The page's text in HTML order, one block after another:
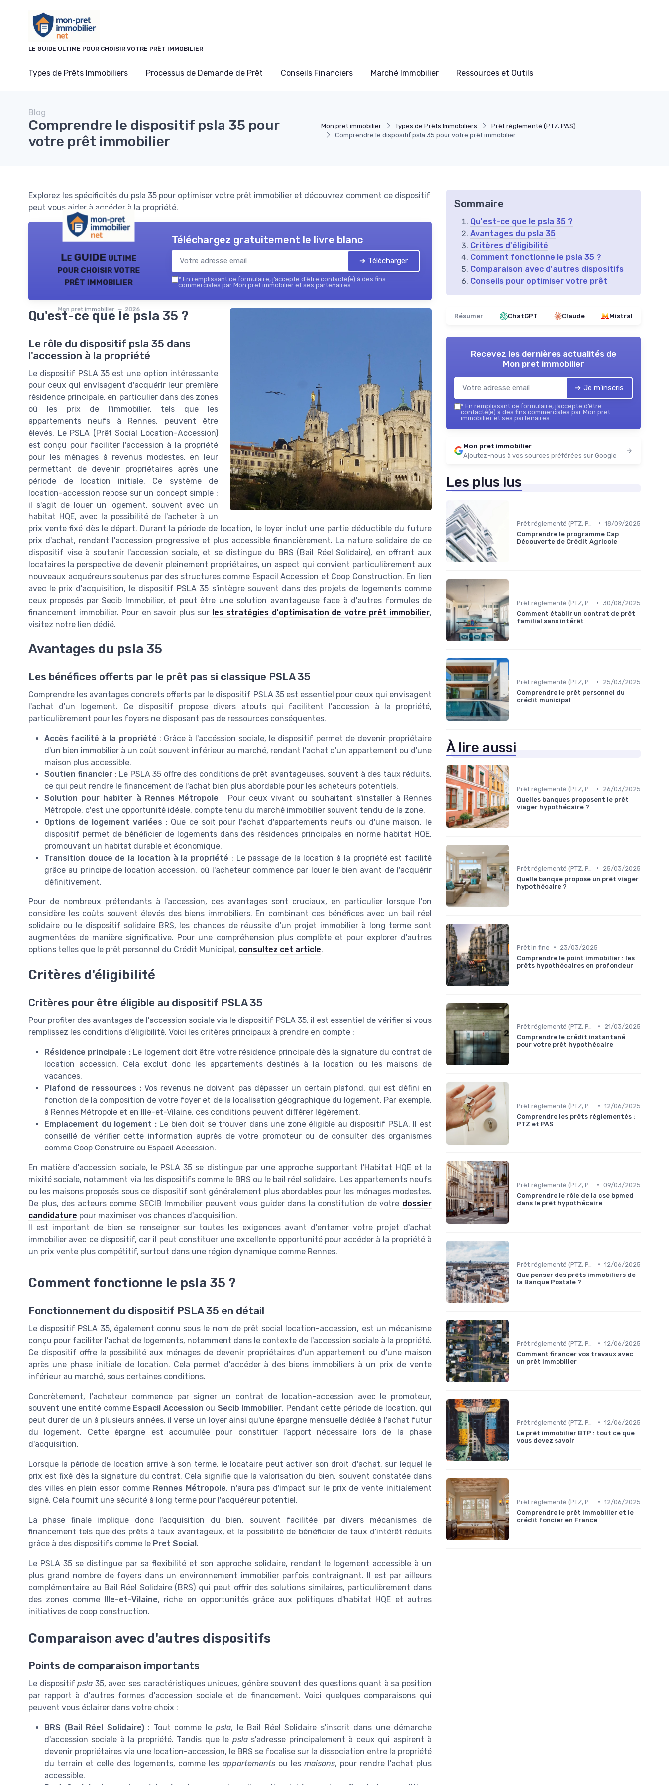
LE GUIDE ULTIME POUR CHOISIR VOTRE PRÊT IMMOBILIER
Types de Prêts Immobiliers Processus de Demande de Prêt Conseils Financiers Marché Immobilier Ressources et Outils
Mon pret immobilier Types de Prêts Immobiliers
Prêt réglementé (PTZ, PAS)
Comprendre le dispositif psla 35 pour votre prêt immobilier
Blog
Comprendre le dispositif psla 35 pour
votre prêt immobilier
Explorez les spécificités du psla 35 pour optimiser votre prêt immobilier et découvrez comment ce dispositif
peut vous aider à accéder à la propriété.
Le GUIDE ultime
pour choisir votre
prêt immobilier
Mon pret immobilier — 2026
Téléchargez gratuitement le livre blanc
➔ Télécharger
* En remplissant ce formulaire, j’accepte d’être contacté(e) à des fins
commerciales par Mon pret immobilier et ses partenaires.
Qu'est-ce que le psla 35 ?
Le rôle du dispositif psla 35 dans
l'accession à la propriété
Le dispositif PSLA 35 est une option intéressante
pour ceux qui envisagent d'acquérir leur première
résidence principale, en particulier dans des zones
où les prix de l'immobilier, tels que les
appartements neufs à Rennes, peuvent être
élevés. Le PSLA (Prêt Social Location-Accession)
est conçu pour faciliter l'accession à la propriété
pour les ménages à revenus modestes, en leur
permettant de devenir propriétaires après une
période de location initiale. Ce système de
location-accession repose sur un concept simple :
il s'agit de louer un logement, souvent avec un
habitat HQE, avec la possibilité de l'acheter à un
prix vente fixé dès le départ. Durant la période de location, le loyer inclut une partie déductible du future
prix d'achat, rendant l'accession progressive et plus accessible financièrement. La nature solidaire de ce
dispositif vise à soutenir l'accession sociale, et se distingue du BRS (Bail Réel Solidaire), en offrant aux
locataires la perspective de devenir pleinement propriétaires, un aspect qui convient particulièrement aux
nouveaux acquéreurs soutenus par des structures comme Espacil Accession et Coop Construction. En lien
avec le prix d'acquisition, le dispositif PSLA 35 s'intègre souvent dans des projets de logements comme
ceux proposés par Secib Immobilier, et peut être une solution avantageuse face à d'autres formules de
financement immobilier. Pour en savoir plus sur les stratégies d'optimisation de votre prêt immobilier,
visitez notre lien dédié.
Avantages du psla 35
Les bénéfices offerts par le prêt pas si classique PSLA 35
Comprendre les avantages concrets offerts par le dispositif PSLA 35 est essentiel pour ceux qui envisagent
l'achat d'un logement. Ce dispositif propose divers atouts qui facilitent l'accession à la propriété,
particulièrement pour les foyers ne disposant pas de ressources conséquentes.
Accès facilité à la propriété : Grâce à l'accéssion sociale, le dispositif permet de devenir propriétaire
d'un bien immobilier à un coût souvent inférieur au marché, rendant l'achat d'un appartement ou d'une
maison plus accessible.
Soutien financier : Le PSLA 35 offre des conditions de prêt avantageuses, souvent à des taux réduits,
ce qui peut rendre le financement de l'achat bien plus abordable pour les acheteurs potentiels.
Solution pour habiter à Rennes Métropole : Pour ceux vivant ou souhaitant s'installer à Rennes
Métropole, c'est une opportunité idéale, compte tenu du marché immobilier souvent tendu de la zone.
Options de logement variées : Que ce soit pour l'achat d'appartements neufs ou d'une maison, le
dispositif permet de bénéficier de logements dans des résidences principales en norme habitat HQE,
promouvant un habitat durable et économique.
Transition douce de la location à la propriété : Le passage de la location à la propriété est facilité
grâce au principe de location accession, où l'acheteur commence par louer le bien avant de l'acquérir
définitivement.
Pour de nombreux prétendants à l'accession, ces avantages sont cruciaux, en particulier lorsque l'on
considère les coûts souvent élevés des biens immobiliers. En combinant ces bénéfices avec un bail réel
solidaire ou le dispositif solidaire BRS, les chances de réussite d'un projet immobilier à long terme sont
augmentées de manière significative. Pour une compréhension plus complète et pour explorer d'autres
options telles que le prêt personnel du Crédit Municipal, consultez cet article.
Critères d'éligibilité
Critères pour être éligible au dispositif PSLA 35
Pour profiter des avantages de l'accession sociale via le dispositif PSLA 35, il est essentiel de vérifier si vous
remplissez les conditions d’éligibilité. Voici les critères principaux à prendre en compte :
Résidence principale :Le logement doit être votre résidence principale dès la signature du contrat de
location accession. Cela exclut donc les appartements destinés à la location ou les maisons de
vacances.
Plafond de ressources : Vos revenus ne doivent pas dépasser un certain plafond, qui est défini en
fonction de la composition de votre foyer et de la localisation géographique du logement. Par exemple,
à Rennes Métropole et en Ille-et-Vilaine, ces conditions peuvent différer légèrement.
Emplacement du logement :Le bien doit se trouver dans une zone éligible au dispositif PSLA. Il est
conseillé de vérifier cette information auprès de votre promoteur ou de consulter des organismes
comme Coop Construire ou Espacil Accession.
En matière d'accession sociale, le PSLA 35 se distingue par une approche supportant l'Habitat HQE et la
mixité sociale, notamment via les dispositifs comme le BRS ou le bail réel solidaire. Les appartements neufs
ou les maisons proposés sous ce dispositif sont généralement plus abordables pour les ménages modestes.
De plus, des acteurs comme SECIB Immobilier peuvent vous guider dans la constitution de votre dossier
candidature pour maximiser vos chances d'acquisition.
Il est important de bien se renseigner sur toutes les exigences avant d'entamer votre projet d'achat
immobilier avec ce dispositif, car il peut constituer une excellente opportunité pour accéder à la propriété à
un prix vente plus compétitif, surtout dans une région dynamique comme Rennes.
Comment fonctionne le psla 35 ?
Fonctionnement du dispositif PSLA 35 en détail
Le dispositif PSLA 35, également connu sous le nom de prêt social location-accession, est un mécanisme
conçu pour faciliter l'achat de logements, notamment dans le contexte de l'accession sociale à la propriété.
Ce dispositif offre la possibilité aux ménages de devenir propriétaires d'un appartement ou d'une maison
après une phase initiale de location. Cela permet d'accéder à des biens immobiliers à un prix de vente
inférieur au marché, sous certaines conditions.
Concrètement, l'acheteur commence par signer un contrat de location-accession avec le promoteur,
souvent une entité comme Espacil Accession ou Secib Immobilier. Pendant cette période de location, qui
peut durer de un à plusieurs années, il verse un loyer ainsi qu'une épargne mensuelle dédiée à l'achat futur
du logement. Cette épargne est accumulée pour constituer l'apport nécessaire lors de la phase
d'acquisition.
Lorsque la période de location arrive à son terme, le locataire peut activer son droit d'achat, sur lequel le
prix est fixé dès la signature du contrat. Cela signifie que la valorisation du bien, souvent constatée dans
des villes en plein essor comme Rennes Métropole, n'aura pas d'impact sur le prix de vente initialement
signé. Cela fournit une sécurité à long terme pour l'acquéreur potentiel.
La phase finale implique donc l'acquisition du bien, souvent facilitée par divers mécanismes de
financement tels que des prêts à taux avantageux, et la possibilité de bénéficier de taux d'intérêt réduits
grâce à des dispositifs comme le Pret Social.
Le PSLA 35 se distingue par sa flexibilité et son approche solidaire, rendant le logement accessible à un
plus grand nombre de foyers dans un environnement immobilier parfois contraignant. Il est par ailleurs
complémentaire au Bail Réel Solidaire (BRS) qui peut offrir des solutions similaires, particulièrement dans
des zones comme Ille-et-Vilaine, riche en opportunités grâce aux politiques d'habitat HQE et autres
initiatives de coop construction.
Comparaison avec d'autres dispositifs
Points de comparaison importants
Le dispositifpsla 35, avec ses caractéristiques uniques, génère souvent des questions quant à sa position
par rapport à d'autres formes d'accession sociale et de financement. Voici quelques comparaisons qui
peuvent vous éclairer dans votre choix :
BRS (Bail Réel Solidaire): Tout comme le psla, le Bail Réel Solidaire s'inscrit dans une démarche
d'accession sociale à la propriété. Tandis que le pslas'adresse principalement à ceux qui aspirent à
devenir propriétaires via une location-accession, le BRS se focalise sur la dissociation entre la propriété
du terrain et celle des logements, comme les appartementsou les maisons, pour rendre l'achat plus
accessible.
Sommaire
Qu'est-ce que le psla 35 ?
Avantages du psla 35
Critères d'éligibilité
Comment fonctionne le psla 35 ?
Comparaison avec d'autres dispositifs
Conseils pour optimiser votre prêt
Résumer ChatGPT Claude Mistral
Recevez les dernières actualités de
Mon pret immobilier
➔ Je m'inscris
* En remplissant ce formulaire, j’accepte d’être
contacté(e) à des fins commerciales par Mon pret
immobilier et ses partenaires.
Mon pret immobilier
Ajoutez-nous à vos sources préférées sur Google
Les plus lus
• 18/09/2025
Comprendre le programme Cap
Découverte de Crédit Agricole
• 30/08/2025
Comment établir un contrat de prêt
familial sans intérêt
•
25/03/2025
Comprendre le prêt personnel du
crédit municipal
À lire aussi
•
26/03/2025
Quelles banques proposent le prêt
viager hypothécaire ?
•
25/03/2025
Quelle banque propose un prêt viager
hypothécaire ?
Prêt in fine •
23/03/2025
Comprendre le point immobilier : les
prêts hypothécaires en profondeur
•
21/03/2025
Comprendre le crédit instantané
pour votre prêt hypothécaire
• 12/06/2025
Comprendre les prêts réglementés :
PTZ et PAS
• 09/03/2025
Comprendre le rôle de la cse bpmed
dans le prêt hypothécaire
• 12/06/2025
Que penser des prêts immobiliers de
la Banque Postale ?
• 12/06/2025
Comment financer vos travaux avec
un prêt immobilier
• 12/06/2025
Le prêt immobilier BTP : tout ce que
vous devez savoir
• 12/06/2025
Comprendre le prêt immobilier et le
crédit foncier en France